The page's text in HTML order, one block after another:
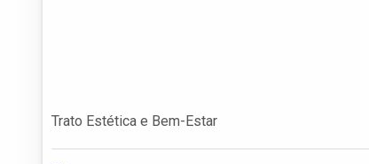
Trato Estética e Bem-Estar